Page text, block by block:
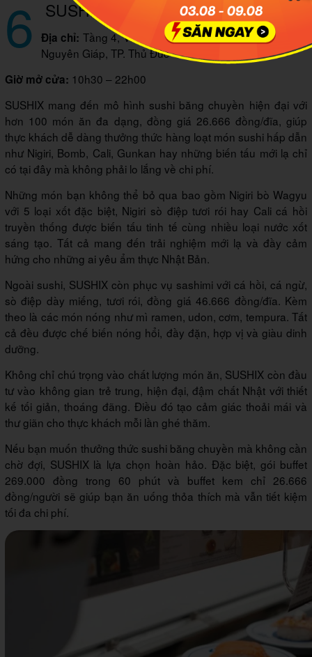
6 SUSHIX
Địa chỉ: Tầng 4, Vincom Mega Mall Thảo Điền, 161 Võ
Nguyên Giáp, TP. Thủ Đức
Giờ mở cửa: 10h30 – 22h00
SUSHIX mang đến mô hình sushi băng chuyền hiện đại với
hơn 100 món ăn đa dạng, đồng giá 26.666 đồng/đĩa, giúp
thực khách dễ dàng thưởng thức hàng loạt món sushi hấp dẫn
như Nigiri, Bomb, Cali, Gunkan hay những biến tấu mới lạ chỉ
có tại đây mà không phải lo lắng về chi phí.
Những món bạn không thể bỏ qua bao gồm Nigiri bò Wagyu
với 5 loại xốt đặc biệt, Nigiri sò điệp tươi rói hay Cali cá hồi
truyền thống được biến tấu tinh tế cùng nhiều loại nước xốt
sáng tạo. Tất cả mang đến trải nghiệm mới lạ và đầy cảm
hứng cho những ai yêu ẩm thực Nhật Bản.
Ngoài sushi, SUSHIX còn phục vụ sashimi với cá hồi, cá ngừ,
sò điệp dày miếng, tươi rói, đồng giá 46.666 đồng/đĩa. Kèm
theo là các món nóng như mì ramen, udon, cơm, tempura. Tất
cả đều được chế biến nóng hổi, đầy đặn, hợp vị và giàu dinh
dưỡng.
Không chỉ chú trọng vào chất lượng món ăn, SUSHIX còn đầu
tư vào không gian trẻ trung, hiện đại, đậm chất Nhật với thiết
kế tối giản, thoáng đãng. Điều đó tạo cảm giác thoải mái và
thư giãn cho thực khách mỗi lần ghé thăm.
Nếu bạn muốn thưởng thức sushi băng chuyền mà không cần
chờ đợi, SUSHIX là lựa chọn hoàn hảo. Đặc biệt, gói buffet
269.000 đồng trong 60 phút và buffet kem chỉ 26.666
đồng/người sẽ giúp bạn ăn uống thỏa thích mà vẫn tiết kiệm
tối đa chi phí.